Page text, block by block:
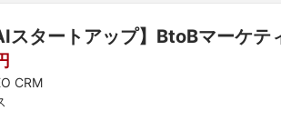
スタートアップ】BtoBマーケ
CRM